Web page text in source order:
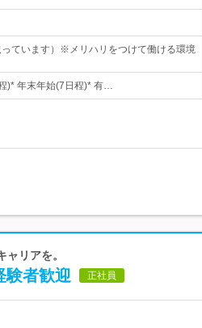
ています）※メリハリをつけて働ける環境
)* 年末年始(7日程)* 有…
リアを。
験者歓迎 正社員